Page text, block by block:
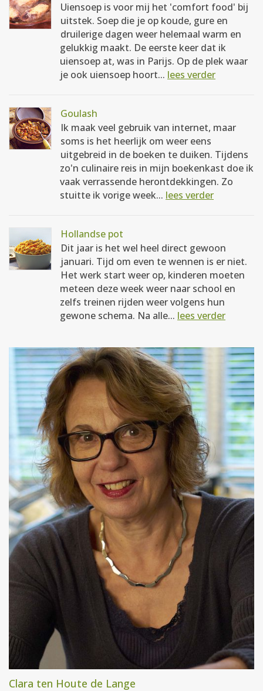
Uiensoep is voor mij het 'comfort food' bij
uitstek. Soep die je op koude, gure en
druilerige dagen weer helemaal warm en
gelukkig maakt. De eerste keer dat ik
uiensoep at, was in Parijs. Op de plek waar
je ook uiensoep hoort... lees verder
Goulash
Ik maak veel gebruik van internet, maar
soms is het heerlijk om weer eens
uitgebreid in de boeken te duiken. Tijdens
zo'n culinaire reis in mijn boekenkast doe ik
vaak verrassende herontdekkingen. Zo
stuitte ik vorige week... lees verder
Hollandse pot
Dit jaar is het wel heel direct gewoon
januari. Tijd om even te wennen is er niet.
Het werk start weer op, kinderen moeten
meteen deze week weer naar school en
zelfs treinen rijden weer volgens hun
gewone schema. Na alle... lees verder
Clara ten Houte de Lange